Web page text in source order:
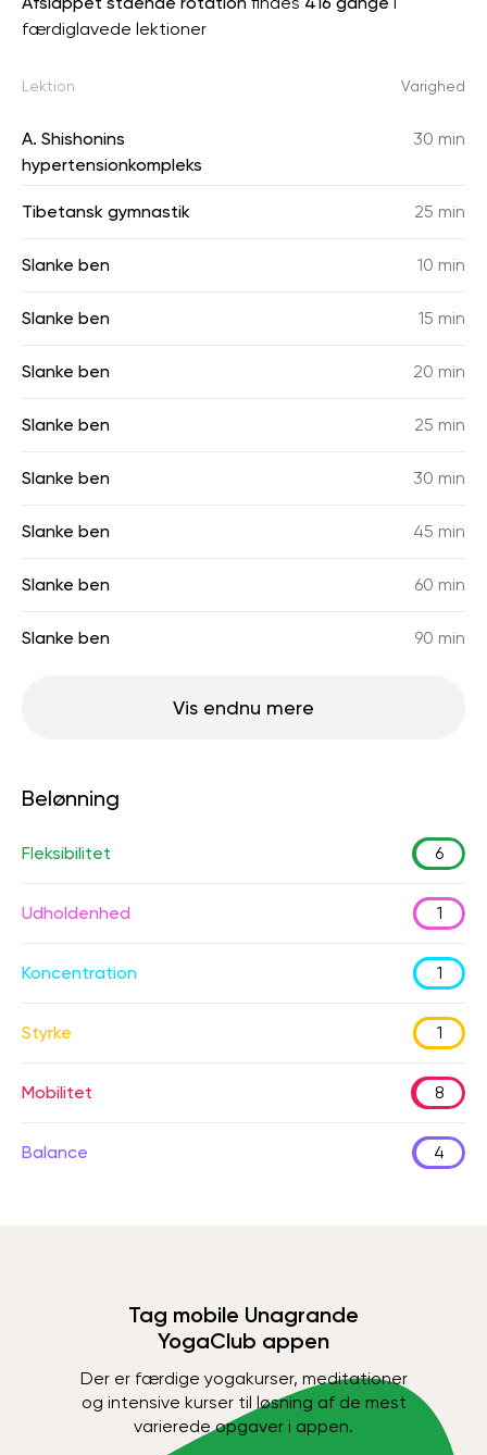
færdiglavede lektioner
Lektion Varighed
A. Shishonins
hypertensionkompleks
30 min
Tibetansk gymnastik 25 min
Slanke ben 10 min
Slanke ben 15 min
Slanke ben 20 min
Slanke ben 25 min
Slanke ben 30 min
Slanke ben 45 min
Slanke ben 60 min
Slanke ben 90 min
Vis endnu mere
Belønning
Fleksibilitet 6
Udholdenhed 1
Koncentration 1
Styrke 1
Mobilitet 8
Balance 4
Tag mobile Unagrande
YogaClub appen
Der er færdige yogakurser, meditationer
og intensive kurser til løsning af de mest
varierede opgaver i appen.